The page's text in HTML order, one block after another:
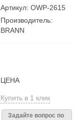
Артикул: OWP-2615
Производитель:
BRANN
ЦЕНА
Купить в 1 клик
Задайте вопрос по